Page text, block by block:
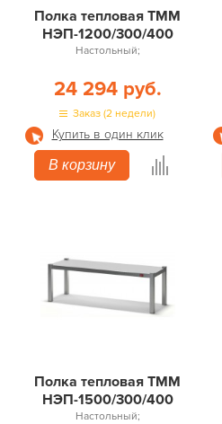
Полка тепловая ТММ
НЭП-1200/300/400
Настольный;
24 294 руб.
Заказ (2 недели)
Купить в один клик
В корзину
Полка тепловая ТММ
НЭП-1500/300/400
Настольный;